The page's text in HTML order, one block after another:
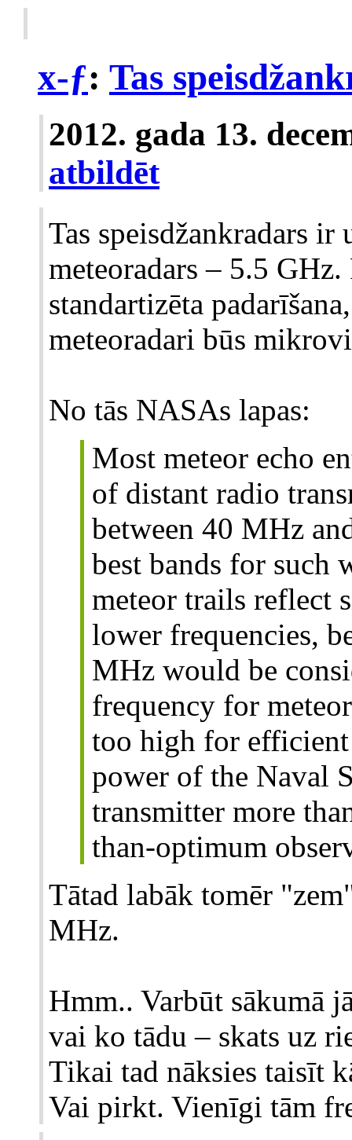
x-ƒ: Tas
2012. gada 13.
atbildēt
Tas speisdžankradars
meteoradars – 5.5
standartizēta
meteoradari būs
No tās NASAs lapas:
Most meteor echo
of distant radio
between 40 MHz
best bands for such
meteor trails reflect
lower frequencies,
MHz would be
frequency for
too high for
power of the Naval
transmitter more
than-optimum
Tātad labāk tomēr
MHz.
Hmm.. Varbūt sākumā
vai ko tādu – skats uz
Tikai tad nāksies taisīt
Vai pirkt. Vienīgi tām